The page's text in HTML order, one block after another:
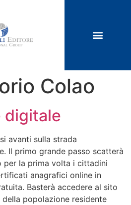
Colao
digitale
avanti sulla strada
Il primo grande passo scatterà
per la prima volta i cittadini
anagrafici online in
Basterà accedere al sito
della popolazione residente